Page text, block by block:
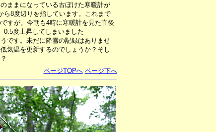
ままになっている古ぼけた寒暖計が
ら8度辺りを指しています。これまで
すが。今朝も4時に寒暖計を見た直後
0.5度上昇してしまいました
です。未だに降雪の記録はありませ
気温を更新するのでしょうか？そし
ページTOPへ ページ下へ